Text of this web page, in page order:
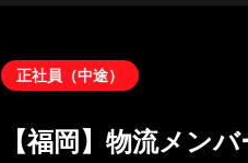
正社員（中途）
【福岡】物流メンバ